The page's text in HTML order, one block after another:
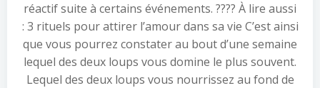
réactif suite à certains événements. ???? À lire aussi
: 3 rituels pour attirer l’amour dans sa vie C’est ainsi
que vous pourrez constater au bout d’une semaine
lequel des deux loups vous domine le plus souvent.
Lequel des deux loups vous nourrissez au fond de